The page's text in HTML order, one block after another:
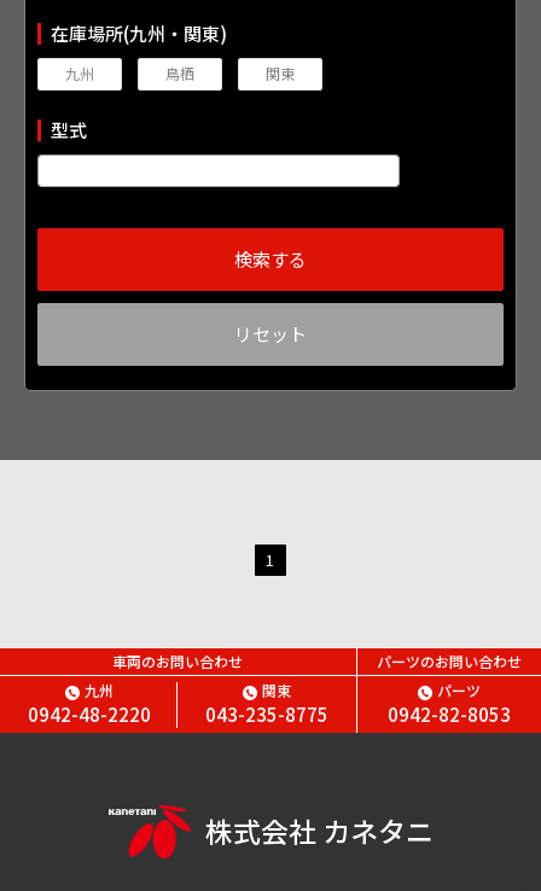
在庫場所(九州・関東)
九州 鳥栖 関東
型式
1
車両のお問い合わせ
九州
0942-48-2220
関東
043-235-8775
パーツのお問い合わせ
パーツ
0942-82-8053
株式会社 カネタニ